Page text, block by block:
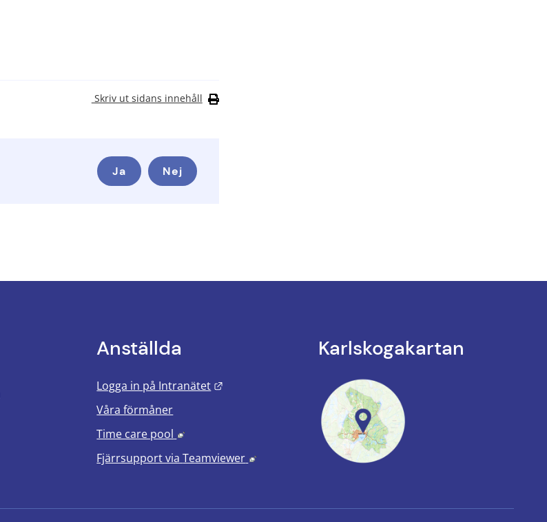
Skriv ut sidans innehåll
Nej
Ja
Anställda
Logga in på Intranätet
Länk till annan webbplats.
Våra förmåner
Time care pool
Länk till annan webbplats, öppnas i nytt fönster.
Fjärrsupport viaTeamviewer Länk till annan webbplats, öppnas i nytt fönster.
Karlskoga­kartan